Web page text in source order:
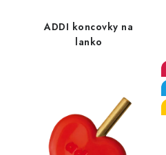
ADDI koncovky na
lanko